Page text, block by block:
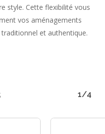
style. Cette flexibilité vous
vos aménagements
et authentique.
1/4